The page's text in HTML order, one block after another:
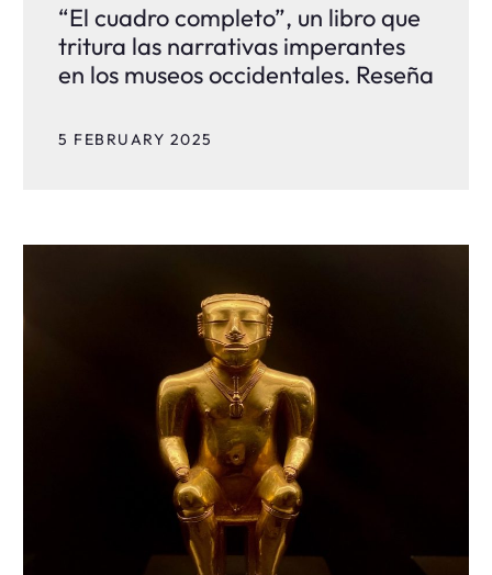
“El cuadro completo”, un libro que
tritura las narrativas imperantes
en los museos occidentales. Reseña
5 FEBRUARY 2025